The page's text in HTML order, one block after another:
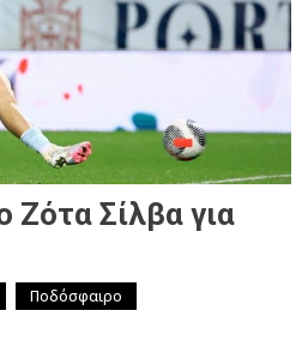
Ζότα Σίλβα για
Ποδόσφαιρο